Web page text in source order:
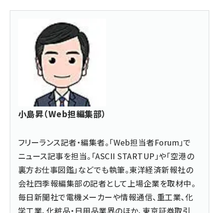
小島昇（Web担編集部）
フリーランス記者・編集者。「Web担当者Forum」で
ニュース記事を担当。「ASCII STARTUP」や「空港の
裏方お仕事図鑑」などでも執筆。東洋経済新報社の
会社四季報編集部の記者として上場企業を取材中。
毎日新聞社で電機メーカーや情報通信、重工業、化
学工業、化粧品・日用品業界のほか、東京証券取引